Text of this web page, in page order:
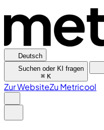
Deutsch
Suchen oder KI fragen
⌘ K
Zur WebsiteZu Metricool